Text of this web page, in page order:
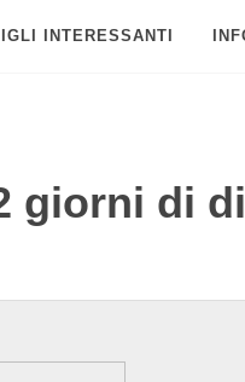
INTERESSANTI
giorni di